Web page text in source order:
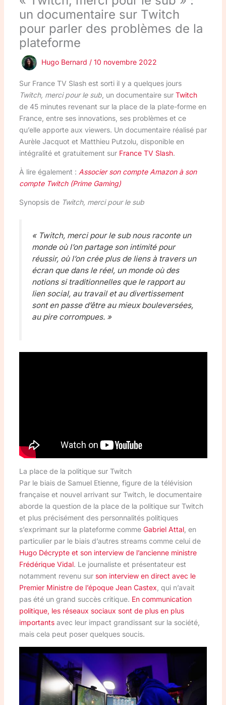
un documentaire sur Twitch
pour parler des problèmes de la
plateforme
Hugo Bernard / 10 novembre 2022
Sur France TV Slash est sorti il y a quelques jours
Twitch, merci pour le sub, un documentaire sur Twitch
de 45 minutes revenant sur la place de la plate-forme en
France, entre ses innovations, ses problèmes et ce
qu’elle apporte aux viewers. Un documentaire réalisé par
Aurèle Jacquot et Matthieu Putzolu, disponible en
intégralité et gratuitement sur France TV Slash.
À lire également : Associer son compte Amazon à son
compte Twitch (Prime Gaming)
Synopsis de Twitch, merci pour le sub
« Twitch, merci pour le sub nous raconte un
monde où l’on partage son intimité pour
réussir, où l’on crée plus de liens à travers un
écran que dans le réel, un monde où des
notions si traditionnelles que le rapport au
lien social, au travail et au divertissement
sont en passe d’être au mieux bouleversées,
au pire corrompues. »
La place de la politique sur Twitch
Par le biais de Samuel Etienne, figure de la télévision
française et nouvel arrivant sur Twitch, le documentaire
aborde la question de la place de la politique sur Twitch
et plus précisément des personnalités politiques
s’exprimant sur la plateforme comme Gabriel Attal, en
particulier par le biais d’autres streams comme celui de
Hugo Décrypte et son interview de l’ancienne ministre
Frédérique Vidal. Le journaliste et présentateur est
notamment revenu sur son interview en direct avec le
Premier Ministre de l’époque Jean Castex , qui n’avait
pas été un grand succès critique. En communication
politique, les réseaux sociaux sont de plus en plus
importantsavec leur impact grandissant sur la société,
mais cela peut poser quelques soucis.